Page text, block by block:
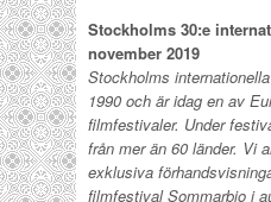
Stockholms 30:e
november 2019
Stockholms
1990 och är idag en av
filmfestivaler. Under
från mer än 60 länder. Vi
exklusiva
filmfestival Sommarbio i